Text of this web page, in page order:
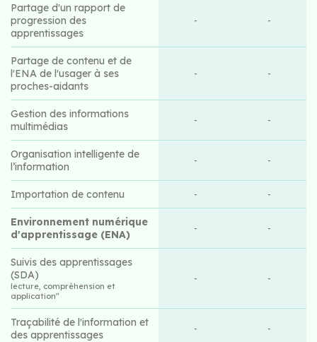
Partage d'un rapport de
progression des
apprentissages
- -
Partage de contenu et de
l'ENA de l'usager à ses
proches-aidants
- -
Gestion des informations
multimédias
- -
Organisation intelligente de
l’information
- -
Importation de contenu - -
Environnement numérique
d'apprentissage (ENA)
- -
Suivis des apprentissages
(SDA)
lecture, compréhension et
application"
- -
Traçabilité de l'information et
des apprentissages
- -